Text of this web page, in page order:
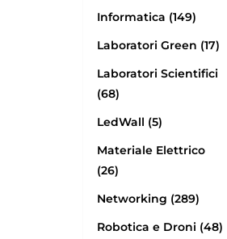
Informatica (149)
Laboratori Green (17)
Laboratori Scientifici
(68)
LedWall (5)
Materiale Elettrico
(26)
Networking (289)
Robotica e Droni (48)